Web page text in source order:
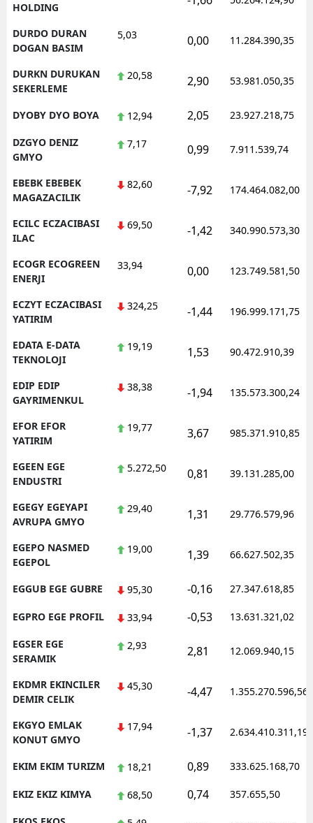
HOLDING
DURDO DURAN
DOGAN BASIM
5,03 0,00 11.284.390,35
DURKN DURUKAN
SEKERLEME
20,58 2,90 53.981.050,35
DYOBY DYO BOYA 12,94 2,05 23.927.218,75
DZGYO DENIZ
GMYO
7,17 0,99 7.911.539,74
EBEBK EBEBEK
MAGAZACILIK
82,60 -7,92 174.464.082,00
ECILC ECZACIBASI
ILAC
69,50 -1,42 340.990.573,30
ECOGR ECOGREEN
ENERJI
33,94 0,00 123.749.581,50
ECZYT ECZACIBASI
YATIRIM
324,25 -1,44 196.999.171,75
EDATA E-DATA
TEKNOLOJI
19,19 1,53 90.472.910,39
EDIP EDIP
GAYRIMENKUL
38,38 -1,94 135.573.300,24
EFOR EFOR
YATIRIM
19,77 3,67 985.371.910,85
EGEEN EGE
ENDUSTRI
5.272,50 0,81 39.131.285,00
EGEGY EGEYAPI
AVRUPA GMYO
29,40 1,31 29.776.579,96
EGEPO NASMED
EGEPOL
19,00 1,39 66.627.502,35
EGGUB EGE GUBRE 95,30 -0,16 27.347.618,85
EGPRO EGE PROFIL 33,94 -0,53 13.631.321,02
EGSER EGE
SERAMIK
2,93 2,81 12.069.940,15
EKDMR EKINCILER
DEMIR CELIK
45,30 -4,47 1.355.270.596,56
EKGYO EMLAK
KONUT GMYO
17,94 -1,37 2.634.410.311,19
EKIM EKIM TURIZM 18,21 0,89 333.625.168,70
EKIZ EKIZ KIMYA 68,50 0,74 357.655,50